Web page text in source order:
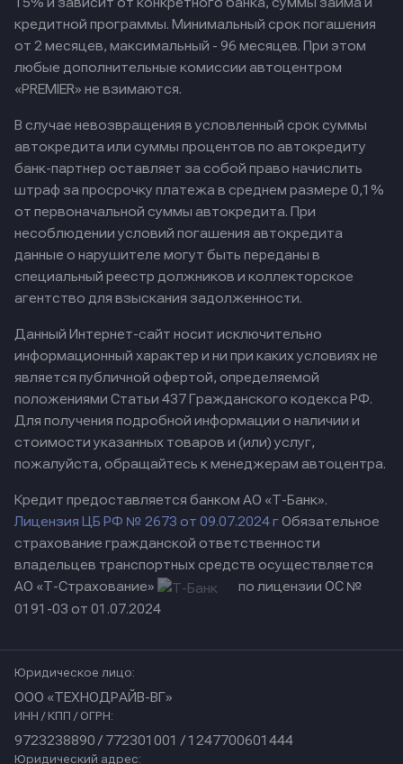
15% и зависит от конкретного банка, суммы займа и
кредитной программы. Минимальный срок погашения
от 2 месяцев, максимальный - 96 месяцев. При этом
любые дополнительные комиссии автоцентром
«PREMIER» не взимаются.
В случае невозвращения в условленный срок суммы
автокредита или суммы процентов по автокредиту
банк-партнер оставляет за собой право начислить
штраф за просрочку платежа в среднем размере 0,1%
от первоначальной суммы автокредита. При
несоблюдении условий погашения автокредита
данные о нарушителе могут быть переданы в
специальный реестр должников и коллекторское
агентство для взыскания задолженности.
Данный Интернет-сайт носит исключительно
информационный характер и ни при каких условиях не
является публичной офертой, определяемой
положениями Статьи 437 Гражданского кодекса РФ.
Для получения подробной информации о наличии и
стоимости указанных товаров и (или) услуг,
пожалуйста, обращайтесь к менеджерам автоцентра.
Кредит предоставляется банком АО «Т-Банк».
Лицензия ЦБ РФ № 2673 от 09.07.2024 гОбязательное
страхование гражданской ответственности
владельцев транспортных средств осуществляется
АО «Т-Страхование»
по лицензии ОС №
0191-03 от 01.07.2024
Юридическое лицо:
ООО «ТЕХНОДРАЙВ-ВГ»
ИНН / КПП / ОГРН:
9723238890 / 772301001 / 1247700601444
Юридический адрес: